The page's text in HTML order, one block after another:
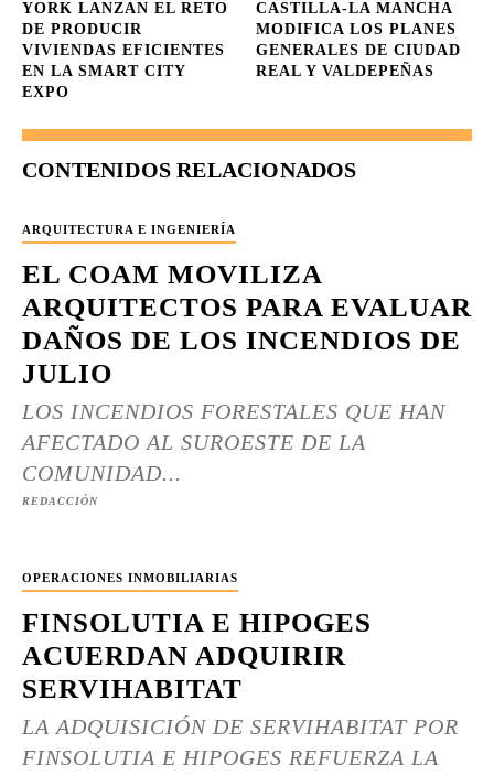
YORK LANZAN EL RETO
DE PRODUCIR
VIVIENDAS EFICIENTES
EN LA SMART CITY
EXPO
CASTILLA-LA MANCHA
MODIFICA LOS PLANES
GENERALES DE CIUDAD
REAL Y VALDEPEÑAS
CONTENIDOS RELACIONADOS
ARQUITECTURA E INGENIERÍA
EL COAM MOVILIZA
ARQUITECTOS PARA EVALUAR
DAÑOS DE LOS INCENDIOS DE
JULIO
LOS INCENDIOS FORESTALES QUE HAN
AFECTADO AL SUROESTE DE LA
COMUNIDAD...
REDACCIÓN
OPERACIONES INMOBILIARIAS
FINSOLUTIA E HIPOGES
ACUERDAN ADQUIRIR
SERVIHABITAT
LA ADQUISICIÓN DE SERVIHABITAT POR
FINSOLUTIA E HIPOGES REFUERZA LA